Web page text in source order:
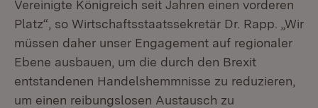
Vereinigte Königreich seit Jahren einen vorderen
Platz“, so Wirtschaftsstaatssekretär Dr. Rapp. „Wir
müssen daher unser Engagement auf regionaler
Ebene ausbauen, um die durch den Brexit
entstandenen Handelshemmnisse zu reduzieren,
um einen reibungslosen Austausch zu